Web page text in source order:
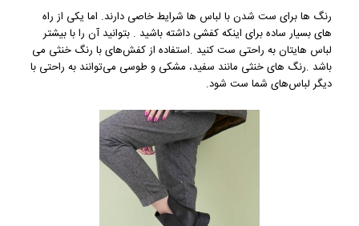
رنگ ها برای ست شدن با لباس ها شرایط خاصی دارند. اما یکی از راه
های بسیار ساده برای اینکه کفشی داشته باشید . بتوانید آن را با بیشتر
لباس هایتان به راحتی ست کنید .استفاده از کفش‌های با رنگ خنثی می
باشد .رنگ های خنثی مانند سفید، مشکی و طوسی می‌توانند به راحتی با
دیگر لباس‌های شما ست شود.